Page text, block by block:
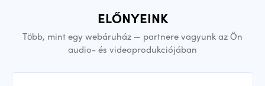
ELŐNYEINK
Több, mint egy webáruház — partnere vagyunk az Ön
audio- és videoprodukciójában